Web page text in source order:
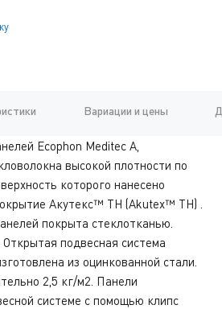
Вариации и цены
Ecophon Meditec A,
высокой плотности по
которого нанесено
Акутекс™ TH (Akutex™ TH) .
покрыта стеклотканью.
подвесная система
из оцинкованной стали.
2,5 кг/м2. Панели
системе с помощью клипс